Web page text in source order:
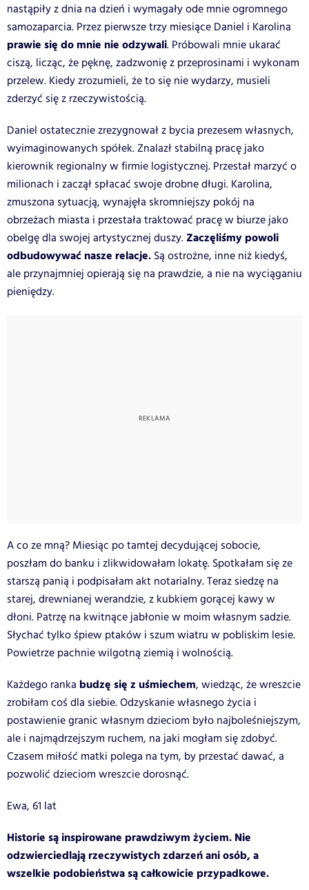
nastąpiły z dnia na dzień i wymagały ode mnie ogromnego
samozaparcia. Przez pierwsze trzy miesiące Daniel i Karolina
prawie się do mnie nie odzywali. Próbowali mnie ukarać
ciszą, licząc, że pęknę, zadzwonię z przeprosinami i wykonam
przelew. Kiedy zrozumieli, że to się nie wydarzy, musieli
zderzyć się z rzeczywistością.
Daniel ostatecznie zrezygnował z bycia prezesem własnych,
wyimaginowanych spółek. Znalazł stabilną pracę jako
kierownik regionalny w firmie logistycznej. Przestał marzyć o
milionach i zaczął spłacać swoje drobne długi. Karolina,
zmuszona sytuacją, wynajęła skromniejszy pokój na
obrzeżach miasta i przestała traktować pracę w biurze jako
obelgę dla swojej artystycznej duszy. Zaczęliśmy powoli
odbudowywać nasze relacje. Są ostrożne, inne niż kiedyś,
ale przynajmniej opierają się na prawdzie, a nie na wyciąganiu
pieniędzy.
A co ze mną? Miesiąc po tamtej decydującej sobocie,
poszłam do banku i zlikwidowałam lokatę. Spotkałam się ze
starszą panią i podpisałam akt notarialny. Teraz siedzę na
starej, drewnianej werandzie, z kubkiem gorącej kawy w
dłoni. Patrzę na kwitnące jabłonie w moim własnym sadzie.
Słychać tylko śpiew ptaków i szum wiatru w pobliskim lesie.
Powietrze pachnie wilgotną ziemią i wolnością.
Każdego ranka budzę się z uśmiechem, wiedząc, że wreszcie
zrobiłam coś dla siebie. Odzyskanie własnego życia i
postawienie granic własnym dzieciom było najboleśniejszym,
ale i najmądrzejszym ruchem, na jaki mogłam się zdobyć.
Czasem miłość matki polega na tym, by przestać dawać, a
pozwolić dzieciom wreszcie dorosnąć.
Ewa, 61 lat
Historie są inspirowane prawdziwym życiem. Nie
odzwierciedlają rzeczywistych zdarzeń ani osób, a
wszelkie podobieństwa są całkowicie przypadkowe.